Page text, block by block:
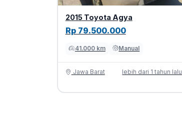
2015 Toyota Agya
Rp 79.500.000
41.000 km Manual
Jawa Barat lebih dari 1 tahun lalu